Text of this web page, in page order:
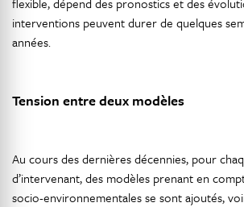
interventions peuvent durer de quelques
années.
Tension entre deux modèles
Au cours des dernières décennies, pour
d’intervenant, des modèles prenant en
socio-environnementales se sont ajoutés,